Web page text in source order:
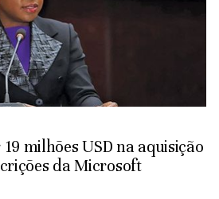
milhões USD na aquisição
da Microsoft